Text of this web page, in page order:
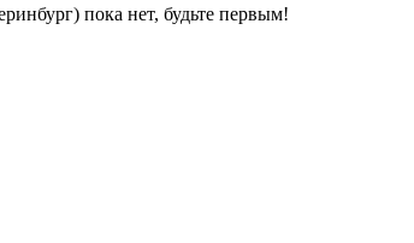
пока нет, будьте первым!